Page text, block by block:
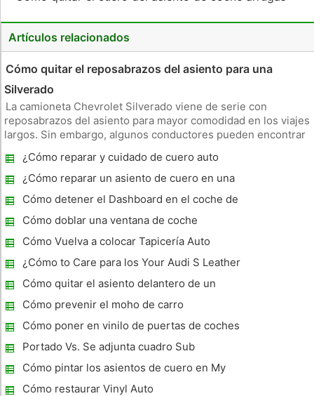
Artículos relacionados
Cómo quitar el reposabrazos del asiento para una
Silverado
La camioneta Chevrolet Silverado viene de serie con
reposabrazos del asiento para mayor comodidad en los viajes
largos. Sin embargo, algunos conductores pueden encontrar
unidad frustrante. Con un poco de tiempo y un conjunto
básico de llaves,
¿Cómo reparar y cuidado de cuero auto
¿Cómo reparar un asiento de cuero en una
Suburban 1999
Cómo detener el Dashboard en el coche de
craqueo
Cómo doblar una ventana de coche
Protector
Cómo Vuelva a colocar Tapicería Auto
¿Cómo to Care para los Your Audi S Leather
High-Quality
Cómo quitar el asiento delantero de un
Saturn SL1
Cómo prevenir el moho de carro
Cómo poner en vinilo de puertas de coches
Portado Vs. Se adjunta cuadro Sub
Cómo pintar los asientos de cuero en My
Car
Cómo restaurar Vinyl Auto